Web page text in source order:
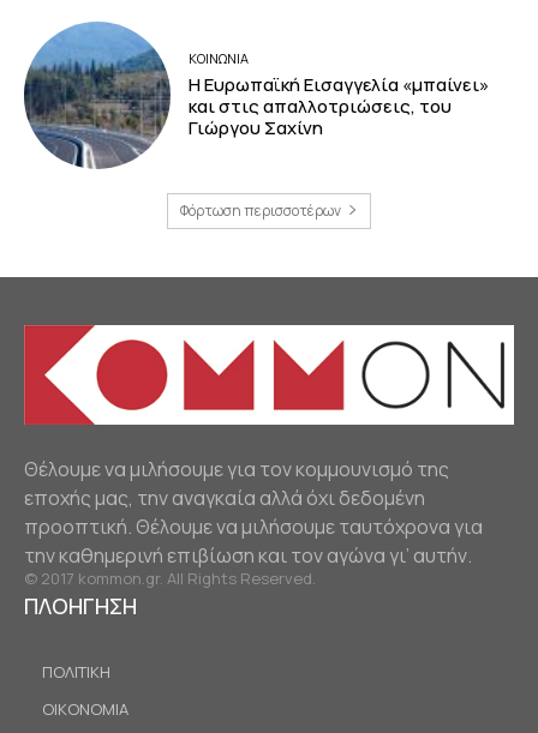
ΚΟΙΝΩΝΙΑ
Η Ευρωπαϊκή Εισαγγελία «μπαίνει»
και στις απαλλοτριώσεις, του
Γιώργου Σαχίνη
Φόρτωση περισσοτέρων
Θέλουμε να μιλήσουμε για τον κομμουνισμό της
εποχής μας, την αναγκαία αλλά όχι δεδομένη
προοπτική. Θέλουμε να μιλήσουμε ταυτόχρονα για
την καθημερινή επιβίωση και τον αγώνα γι’ αυτήν.
© 2017 kommon.gr. All Rights Reserved.
ΠΛΟΗΓΗΣΗ
ΠΟΛΙΤΙΚΗ
ΟΙΚΟΝΟΜΙΑ